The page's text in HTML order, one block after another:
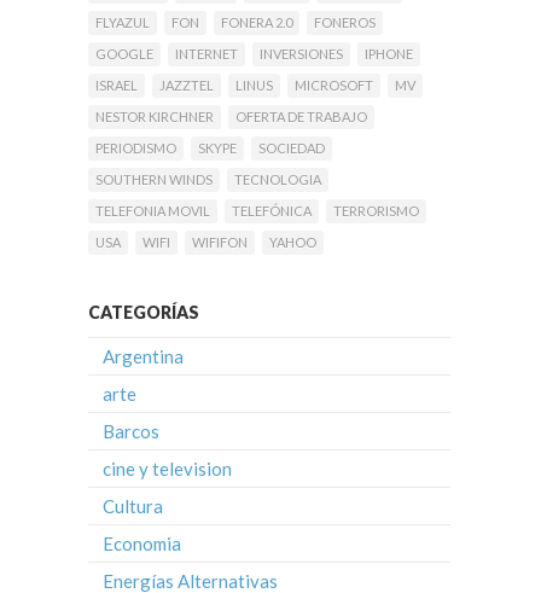
FLYAZUL
FON FONERA 2.0
FONEROS
GOOGLE
INTERNET INVERSIONES
IPHONE
ISRAEL
JAZZTEL LINUS MICROSOFT
MV
NESTOR KIRCHNER
OFERTA DE TRABAJO
PERIODISMO
SKYPE
SOCIEDAD
SOUTHERN WINDS
TECNOLOGIA
TELEFONIA MOVIL
TELEFÓNICA
TERRORISMO
USA
WIFI WIFIFON YAHOO
CATEGORÍAS
Argentina
arte
Barcos
cine y television
Cultura
Economia
Energías Alternativas